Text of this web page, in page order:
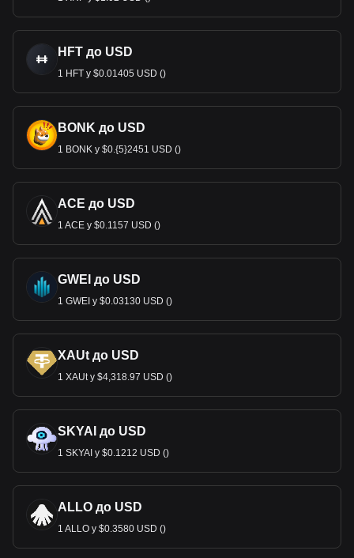
HFT до USD
1 HFT у $0.01405 USD ()
BONK до USD
1 BONK у $0.{5}2451 USD ()
ACE до USD
1 ACE у $0.1157 USD ()
GWEI до USD
1 GWEI у $0.03130 USD ()
XAUt до USD
1 XAUt у $4,318.97 USD ()
SKYAI до USD
1 SKYAI у $0.1212 USD ()
ALLO до USD
1 ALLO у $0.3580 USD ()